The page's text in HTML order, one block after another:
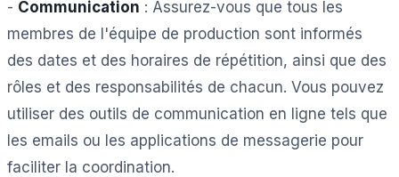
- Communication : Assurez-vous que tous les
membres de l'équipe de production sont informés
des dates et des horaires de répétition, ainsi que des
rôles et des responsabilités de chacun. Vous pouvez
utiliser des outils de communication en ligne tels que
les emails ou les applications de messagerie pour
faciliter la coordination.